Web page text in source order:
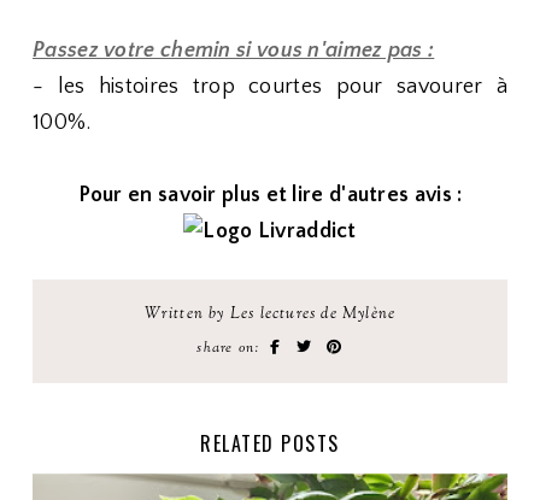
Passez votre chemin si vous n'aimez pas :
- les histoires trop courtes pour savourer à
100%.
Pour en savoir plus et lire d'autres avis :
Written by Les lectures de Mylène
share on:
RELATED POSTS